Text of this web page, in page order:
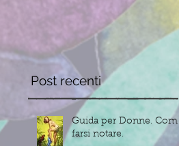
Post recenti
Guida per Donne. Come
farsi notare.